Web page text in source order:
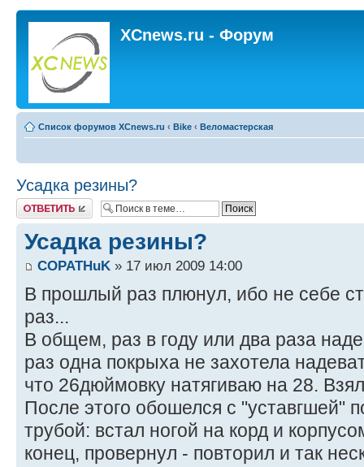
XCnews.ru - Форум
Список форумов XCnews.ru ‹ Bike ‹ Веломастерская
Усадка резины?
Ответить
Усадка резины?
COPATHuK » 17 июл 2009 14:00
В прошлый раз плюнул, ибо не себе
раз...
В общем, раз в году или два раза
раз одна покрыха не захотела
что 26дюймовку натягиваю на 28.
После этого обошелся с "уставгшей"
трубой: встал ногой на корд и
конец, провернул - повторил и так